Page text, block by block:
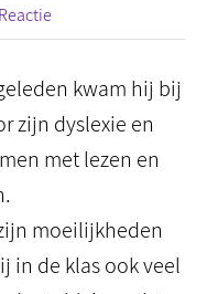
kwam hij bij
zijn dyslexie en
met lezen en
moeilijkheden
in de klas ook veel